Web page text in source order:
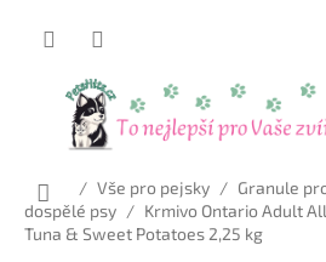
Domů
/ Vše pro pejsky / Granule
dospělé psy / Krmivo Ontario Adult
Tuna & Sweet Potatoes 2,25 kg